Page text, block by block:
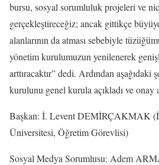
bursu, sosyal sorumluluk projeleri ve
gerçekleştireceğiz; ancak gittikçe
alanlarının da atması sebebiyle
yönetim kurulumuzun yenilenerek
arttıracaktır” dedi. Ardından aşağıdaki
kurulunu genel kurula açıkladı ve onay
Başkan: İ. Levent DEMİRÇAKMAK
Üniversitesi, Öğretim Görevlisi)
Sosyal Medya Sorumlusu: Adem